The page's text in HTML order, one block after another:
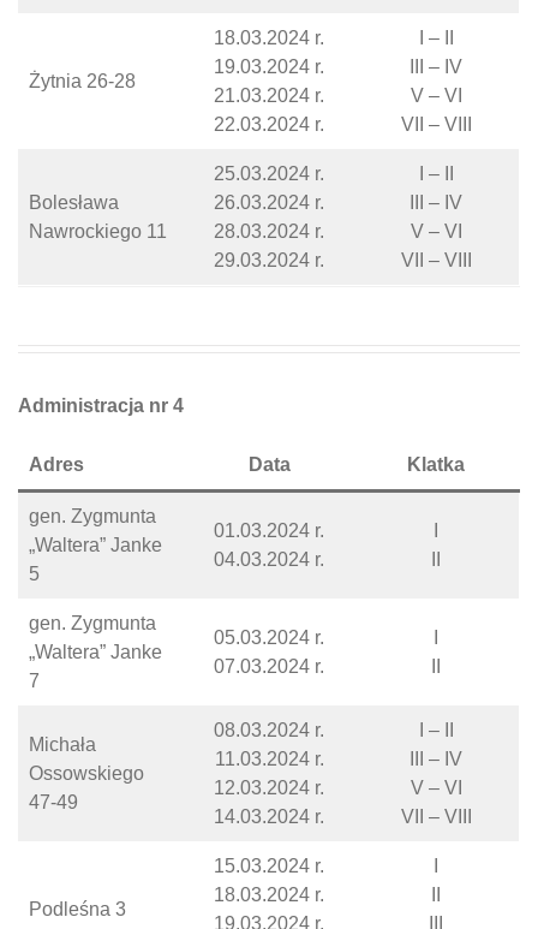
Żytnia 26-28
18.03.2024 r.
19.03.2024 r.
21.03.2024 r.
22.03.2024 r.
I – II
III – IV
V – VI
VII – VIII
Bolesława
Nawrockiego 11
25.03.2024 r.
26.03.2024 r.
28.03.2024 r.
29.03.2024 r.
I – II
III – IV
V – VI
VII – VIII
Administracja nr 4
Adres Data Klatka
gen. Zygmunta
„Waltera” Janke
5
01.03.2024 r.
04.03.2024 r.
gen. Zygmunta
„Waltera” Janke
7
05.03.2024 r.
07.03.2024 r.
Michała
Ossowskiego
47-49
08.03.2024 r.
11.03.2024 r.
12.03.2024 r.
14.03.2024 r.
I – II
III – IV
V – VI
VII – VIII
Podleśna 3
15.03.2024 r.
18.03.2024 r.
19.03.2024 r.